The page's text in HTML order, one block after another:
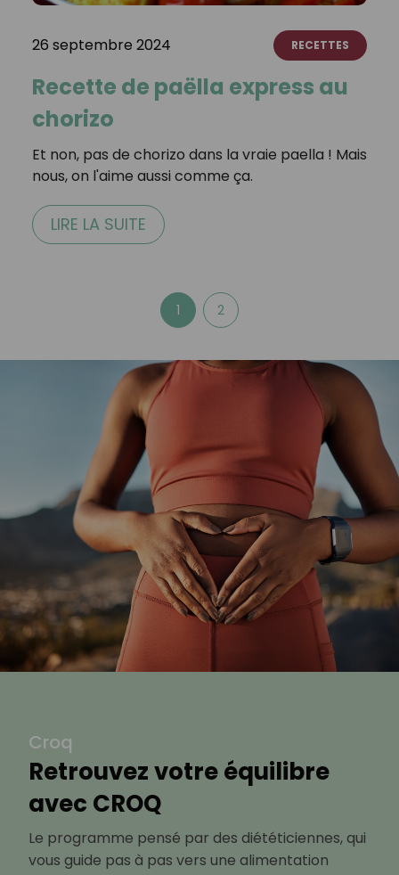
26 septembre 2024 RECETTES
Recette de paëlla express au
chorizo
Et non, pas de chorizo dans la vraie paella ! Mais
nous, on l'aime aussi comme ça. ⁣
LIRE LA SUITE
1 2
Croq
Retrouvez votre équilibre
avec CROQ
Le programme pensé par des diététiciennes, qui
vous guide pas à pas vers une alimentation